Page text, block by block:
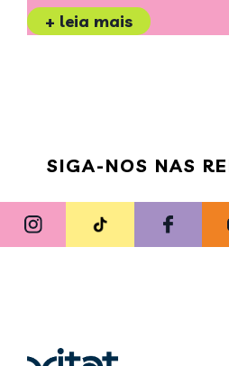
+ leia mais
SIGA-NOS NAS